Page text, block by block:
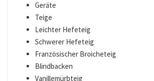
Geräte
Teige
Leichter Hefeteig
Schwerer Hefeteig
Französischer Broicheteig
Blindbacken
Vanillemürbteig